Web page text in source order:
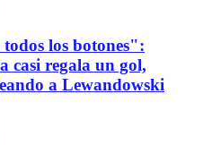
los botones":
casi regala un gol,
a Lewandowski